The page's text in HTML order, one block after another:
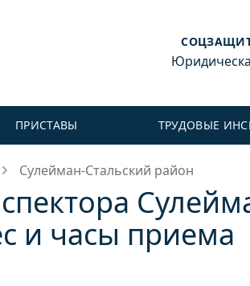
ПРИСТАВЫ ТРУДОВЫЕ
Сулейман-Стальский район
и часы приема